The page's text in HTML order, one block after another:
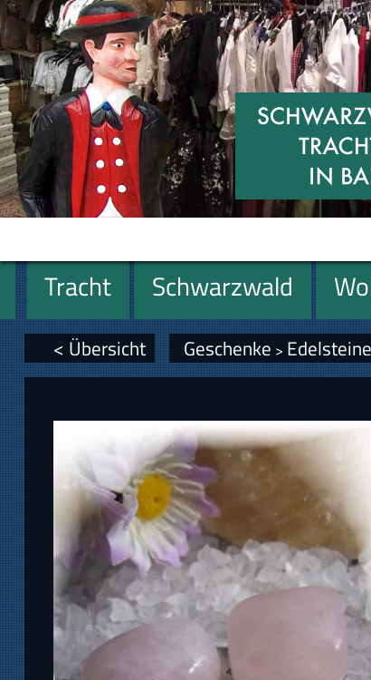
Tracht Schwarzwald
Geschenke
< Übersicht Geschenke >